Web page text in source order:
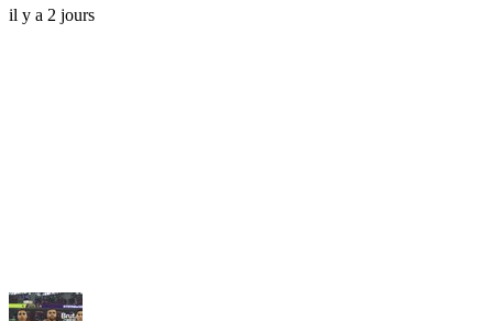
il y a 2 jours